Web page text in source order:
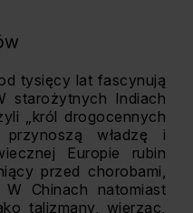
tysięcy lat fascynują
starożytnych Indiach
„król drogocennych
przynoszą władzę i
Europie rubin
przed chorobami,
Chinach natomiast
talizmany, wierząc,